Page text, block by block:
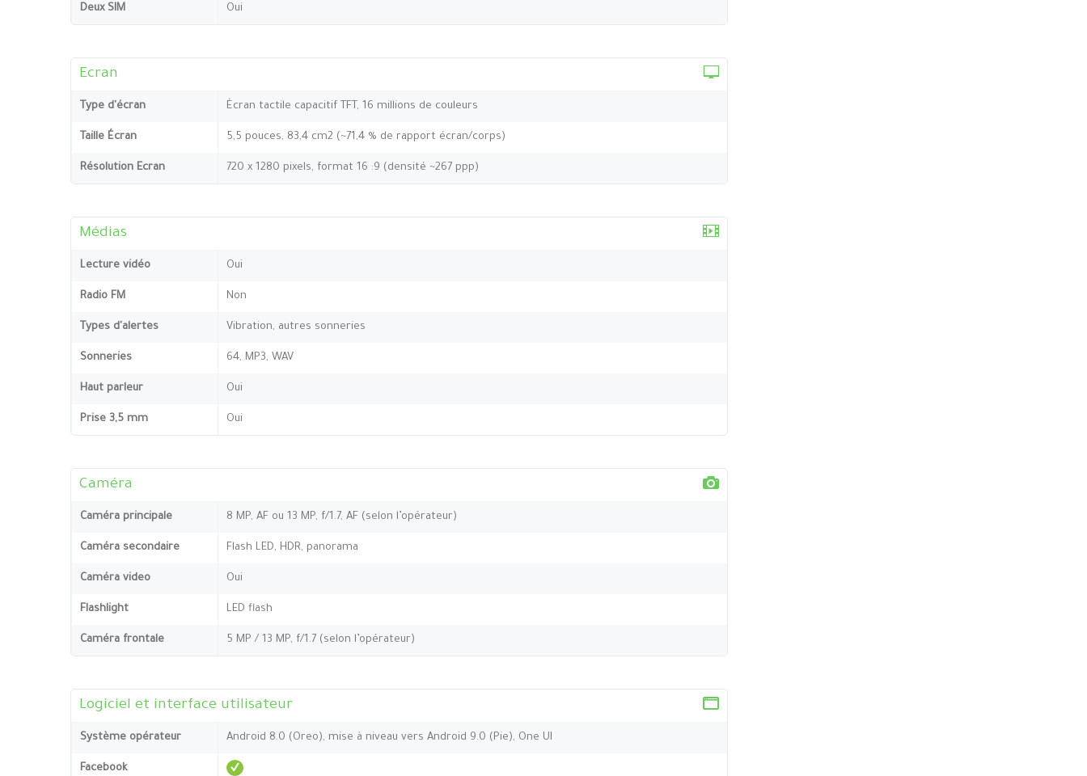
Deux SIM Oui
Ecran
Type d'écran Écran tactile capacitif TFT, 16 millions de couleurs
Taille Écran 5,5 pouces, 83,4 cm2 (~71,4 % de rapport écran/corps)
Résolution Ecran 720 x 1280 pixels, format 16 :9 (densité ~267 ppp)
Médias
Lecture vidéo Oui
Radio FM Non
Types d'alertes Vibration, autres sonneries
Sonneries 64, MP3, WAV
Haut parleur Oui
Prise 3,5 mm Oui
Caméra
Caméra principale 8 MP, AF ou 13 MP, f/1.7, AF (selon l’opérateur)
Caméra secondaire Flash LED, HDR, panorama
Caméra video Oui
Flashlight LED flash
Caméra frontale 5 MP / 13 MP, f/1.7 (selon l’opérateur)
Logiciel et interface utilisateur
Système opérateur Android 8.0 (Oreo), mise à niveau vers Android 9.0 (Pie), One UI
Facebook